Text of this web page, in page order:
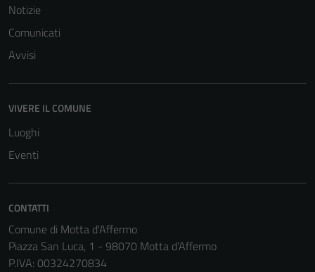
Notizie
Comunicati
Avvisi
VIVERE IL COMUNE
Luoghi
Eventi
CONTATTI
Comune di Motta d'Affermo
Piazza San Luca, 1 - 98070 Motta d'Affermo
P.IVA: 00324270834
funzionamento
non raccolgono